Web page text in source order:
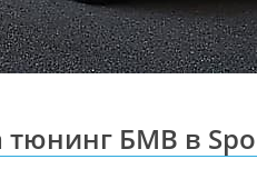
БМВ в